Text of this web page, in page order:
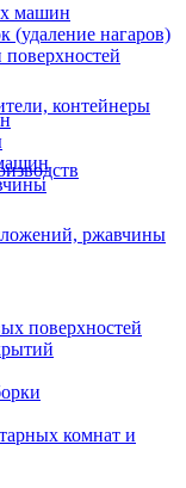
машин
(удаление нагаров)
контейнеры
ржавчины
поверхностей
комнат и